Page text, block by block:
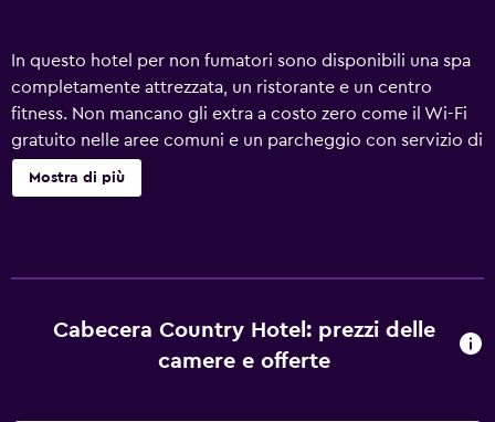
In questo hotel per non fumatori sono disponibili una spa
completamente attrezzata, un ristorante e un centro
fitness. Non mancano gli extra a costo zero come il Wi-Fi
gratuito nelle aree comuni e un parcheggio con servizio di
ritiro e riconsegna auto gratuito. Altri servizi includono un
bar/lounge, uno snack bar e un bagno turco. Hotel
asciugacapelli. Durante il tuo soggiorno puoi navigare su
Internet utilizzando la connessione wireless gratuita. Le
Mostra di più
Cabecera Country Hotel: prezzi delle
camere e offerte